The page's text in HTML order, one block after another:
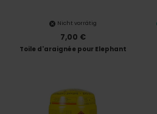
Nicht vorrätig
7,00 €
Toile d'araignée pour Elephant